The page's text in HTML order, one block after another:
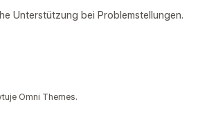
Unterstützung bei Problemstellungen.
Omni Themes.